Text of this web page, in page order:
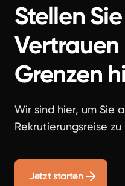
Stellen
Grenzen
Wir sind hier, um Sie
Rekrutierungsreise
Jetzt starten